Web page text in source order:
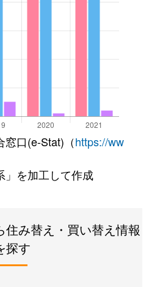
窓口(e-Stat)（https://ww
」を加工して作成
み替え・買い替え情報
探す